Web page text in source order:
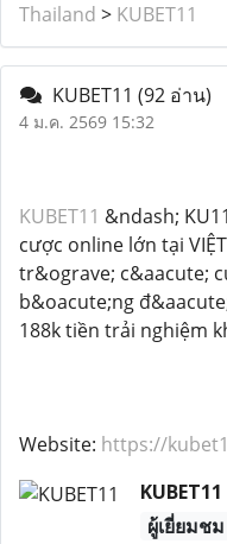
Thailand > KUBET11
KUBET11 (92 อ่าน)
4 ม.ค. 2569 15:32
KUBET11 &ndash;
cược online lớn tại
tr&ograve; c&aacute;
b&oacute;ng
188k tiền trải nghiệm
Website: https://
KUBET11
ผู้เยี่ยมชม